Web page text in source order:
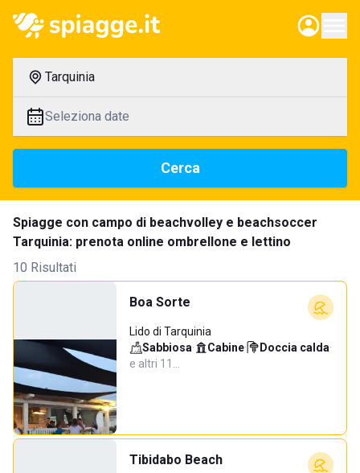
Tarquinia
Seleziona date
Cerca
Spiagge con campo di beachvolley e beachsoccer
Tarquinia: prenota online ombrellone e lettino
10 Risultati
Boa Sorte
Lido di Tarquinia
Sabbiosa· Cabine· Doccia calda·
e altri 11…
Tibidabo Beach